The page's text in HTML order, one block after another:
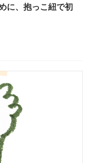
に、抱っこ紐で初